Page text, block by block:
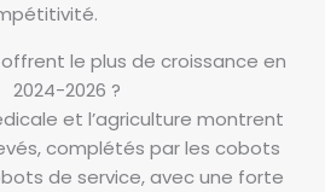
le plus de croissance en
2024-2026 ?
et l’agriculture montrent
complétés par les cobots
de service, avec une forte